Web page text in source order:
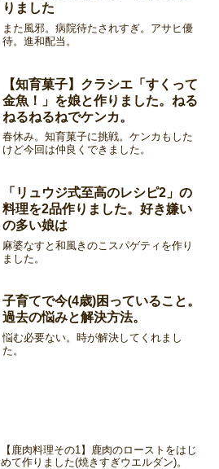
りました
また風邪。病院待たされすぎ。アサヒ優
待。進和配当。
【知育菓子】クラシエ「すくって
金魚！」を娘と作りました。ねる
ねるねるねでケンカ。
春休み。知育菓子に挑戦。ケンカもした
けど今回は仲良くできました。
「リュウジ式至高のレシピ2」の
料理を2品作りました。好き嫌い
の多い娘は
麻婆なすと和風きのこスパゲティを作り
ました。
子育てで今(4歳)困っていること。
過去の悩みと解決方法。
悩む必要ない。時が解決してくれまし
た。
【鹿肉料理その1】鹿肉のローストをはじ
めて作りました(焼きすぎウエルダン)。